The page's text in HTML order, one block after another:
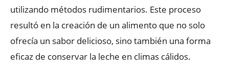
utilizando métodos rudimentarios. Este proceso
resultó en la creación de un alimento que no solo
ofrecía un sabor delicioso, sino también una forma
eficaz de conservar la leche en climas cálidos.